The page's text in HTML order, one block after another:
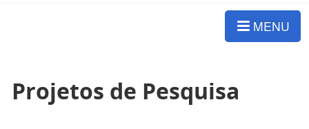
MENU
Projetos de Pesquisa